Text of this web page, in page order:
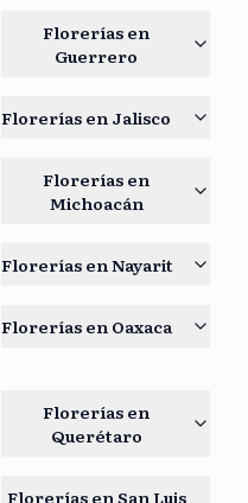
Florerías en
Guerrero
Florerías en Jalisco
Florerías en
Michoacán
Florerías enNayarit
Florerías en Oaxaca
Florerías en
Querétaro
Florerías enSan Luis